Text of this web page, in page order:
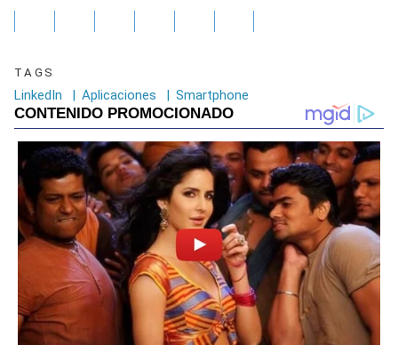
TAGS
LinkedIn | Aplicaciones | Smartphone